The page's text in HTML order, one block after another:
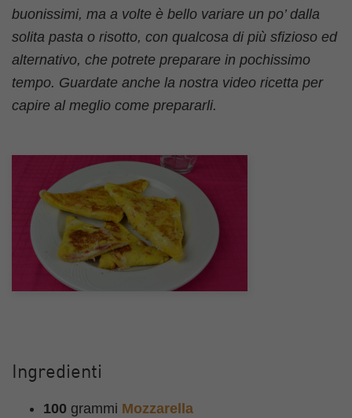
buonissimi, ma a volte è bello variare un po’ dalla
solita pasta o risotto, con qualcosa di più sfizioso ed
alternativo, che potrete preparare in pochissimo
tempo. Guardate anche la nostra video ricetta per
capire al meglio come prepararli.
Ingredienti
100 grammi Mozzarella